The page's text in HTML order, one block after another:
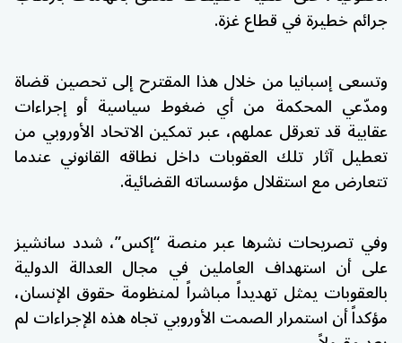
جرائم خطيرة في قطاع غزة.
وتسعى إسبانيا من خلال هذا المقترح إلى تحصين قضاة
ومدّعي المحكمة من أي ضغوط سياسية أو إجراءات
عقابية قد تعرقل عملهم، عبر تمكين الاتحاد الأوروبي من
تعطيل آثار تلك العقوبات داخل نطاقه القانوني عندما
تتعارض مع استقلال مؤسساته القضائية.
وفي تصريحات نشرها عبر منصة “إكس”، شدد سانشيز
على أن استهداف العاملين في مجال العدالة الدولية
بالعقوبات يمثل تهديداً مباشراً لمنظومة حقوق الإنسان،
مؤكداً أن استمرار الصمت الأوروبي تجاه هذه الإجراءات لم